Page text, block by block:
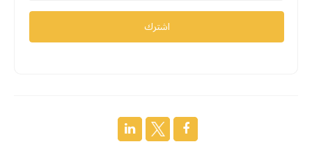
اشترك